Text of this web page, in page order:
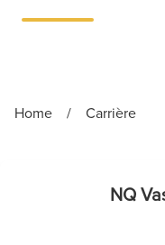
Home / Carrière
NQ